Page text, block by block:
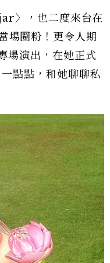
〉，也二度來台在
場圈粉！更令人期
場演出，在她正式
點點，和她聊聊私